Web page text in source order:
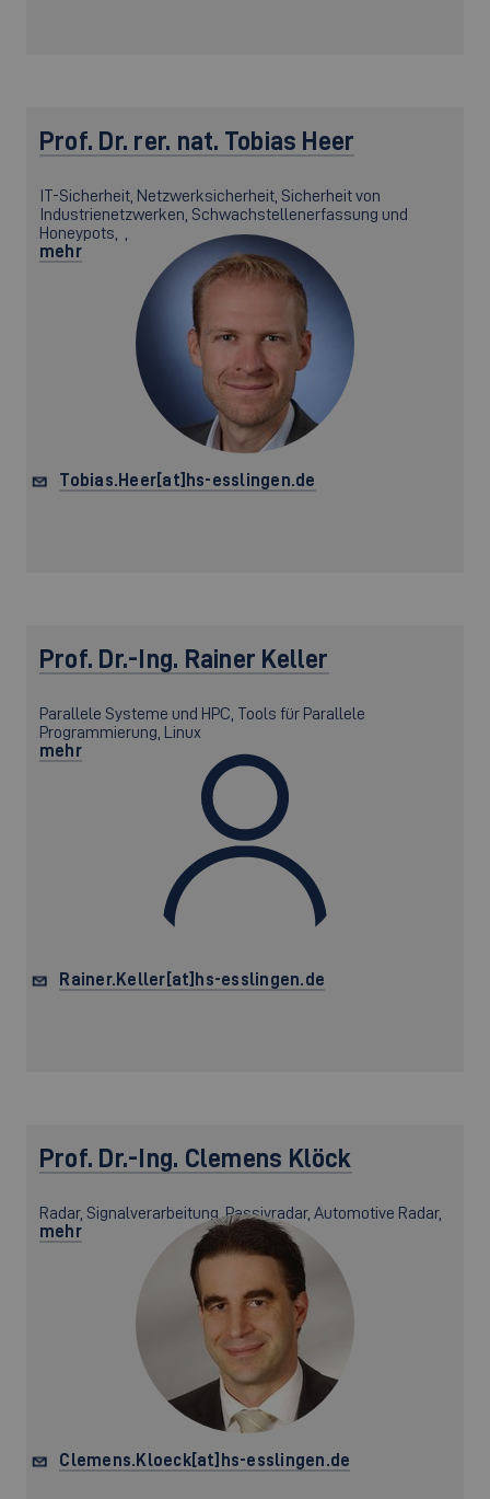
Prof. Dr. rer. nat. Tobias Heer
IT-Sicherheit, Netzwerksicherheit, Sicherheit von
Industrienetzwerken, Schwachstellenerfassung und
Honeypots, ,
mehr
Tobias.Heer[at]hs-esslingen.de
Prof. Dr.-Ing. Rainer Keller
Parallele Systeme und HPC, Tools für Parallele
Programmierung, Linux
mehr
Rainer.Keller[at]hs-esslingen.de
Prof. Dr.-Ing. Clemens Klöck
Radar, Signalverarbeitung, Passivradar, Automotive Radar,
mehr
Clemens.Kloeck[at]hs-esslingen.de